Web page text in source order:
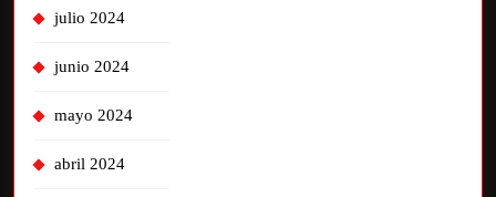
julio 2024
junio 2024
mayo 2024
abril 2024